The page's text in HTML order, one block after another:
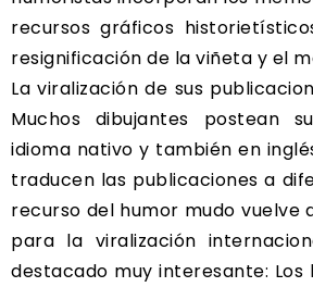
recursos gráficos
resignificación de la viñeta y el
La viralización de sus
Muchos dibujantes postean
idioma nativo y también en
traducen las publicaciones a
recurso del humor mudo vuelve
para la viralización
destacado muy interesante: Los